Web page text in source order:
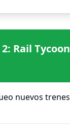
Rail
nuevos